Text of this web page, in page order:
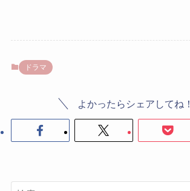
ドラマ
よかったらシェアしてね！